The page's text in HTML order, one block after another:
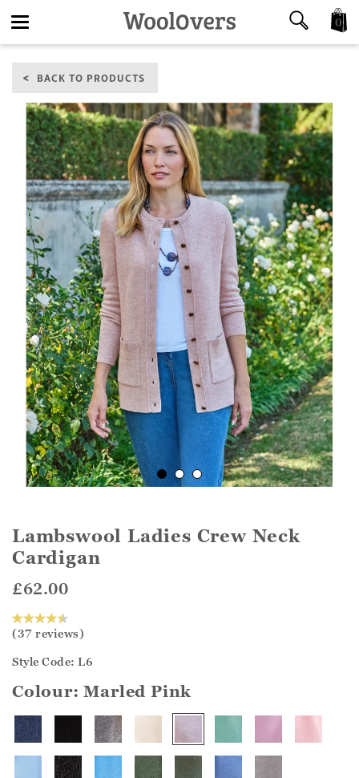
navigation
0
BACK TO PRODUCTS
Lambswool Ladies Crew Neck
Cardigan
£62.00
(37 reviews)
Style Code: L6
Colour:Marled Pink